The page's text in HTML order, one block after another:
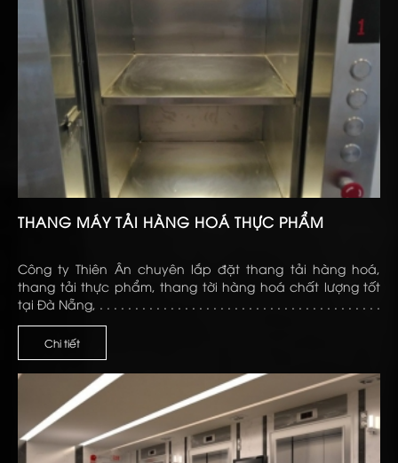
THANG MÁY TẢI HÀNG HOÁ THỰC PHẨM
Công ty Thiên Ân chuyên lắp đặt thang tải hàng hoá,
thang tải thực phẩm, thang tời hàng hoá chất lượng tốt
tại Đà Nẵng, . . . . . . . . . . . . . . . . . . . . . . . . . . . . . . . . . . . . . . . .
Chi tiết